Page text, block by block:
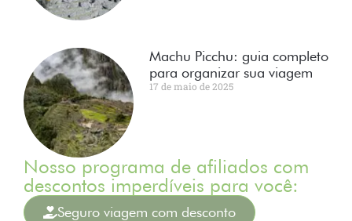
Machu Picchu: guia completo
para organizar sua viagem
17 de maio de 2025
Nosso programa de afiliados com
descontos imperdíveis para você:
Seguro viagem com desconto